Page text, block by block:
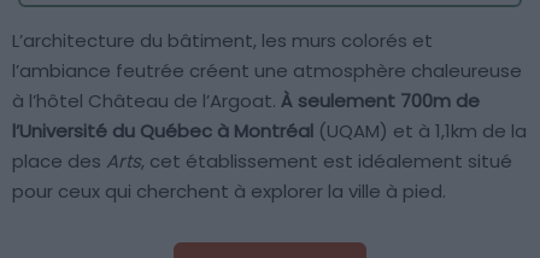
L’architecture du bâtiment, les murs colorés et
l’ambiance feutrée créent une atmosphère chaleureuse
à l’hôtel Château de l’Argoat. À seulement 700m de
l’Université du Québec à Montréal (UQAM) et à 1,1km de la
place des Arts, cet établissement est idéalement situé
pour ceux qui cherchent à explorer la ville à pied.